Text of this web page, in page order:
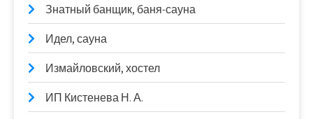
Знатный банщик, баня-сауна
Идел, сауна
Измайловский, хостел
ИП Кистенева Н. А.